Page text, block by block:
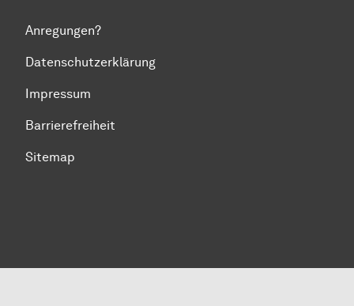
Anregungen?
Datenschutzerklärung
Impressum
Barrierefreiheit
Sitemap